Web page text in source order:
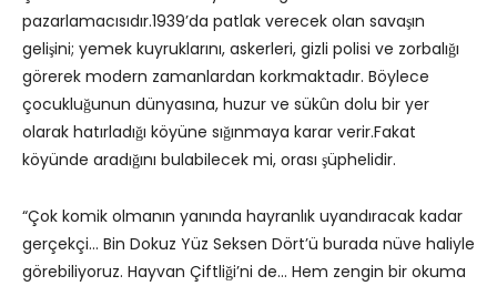
pazarlamacısıdır.1939’da patlak verecek olan savaşın
gelişini; yemek kuyruklarını, askerleri, gizli polisi ve zorbalığı
görerek modern zamanlardan korkmaktadır. Böylece
çocukluğunun dünyasına, huzur ve sükûn dolu bir yer
olarak hatırladığı köyüne sığınmaya karar verir.Fakat
köyünde aradığını bulabilecek mi, orası şüphelidir.
“Çok komik olmanın yanında hayranlık uyandıracak kadar
gerçekçi… Bin Dokuz Yüz Seksen Dört’ü burada nüve haliyle
görebiliyoruz. Hayvan Çiftliği’ni de… Hem zengin bir okuma